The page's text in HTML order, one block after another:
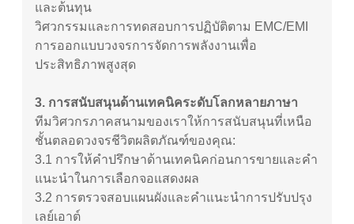
และต้นทุน
วิศวกรรมและการทดสอบการปฏิบัติตาม EMC/EMI
การออกแบบวงจรการจัดการพลังงานเพื่อ
ประสิทธิภาพสูงสุด
3. การสนับสนุนด้านเทคนิคระดับโลกหลายภาษา
ทีมวิศวกรภาคสนามของเราให้การสนับสนุนที่เหนือ
ชั้นตลอดวงจรชีวิตผลิตภัณฑ์ของคุณ:
3.1 การให้คำปรึกษาด้านเทคนิคก่อนการขายและคำ
แนะนำในการเลือกจอแสดงผล
3.2 การตรวจสอบแผนผังและคำแนะนำการปรับปรุง
เลย์เอาต์